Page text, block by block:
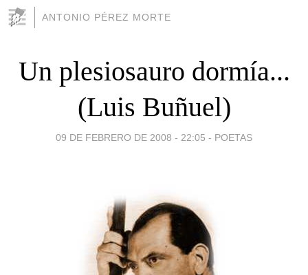
ANTONIO PÉREZ MORTE
Un plesiosauro dormía...
(Luis Buñuel)
09 DE FEBRERO DE 2008 - 22:05 - POETAS